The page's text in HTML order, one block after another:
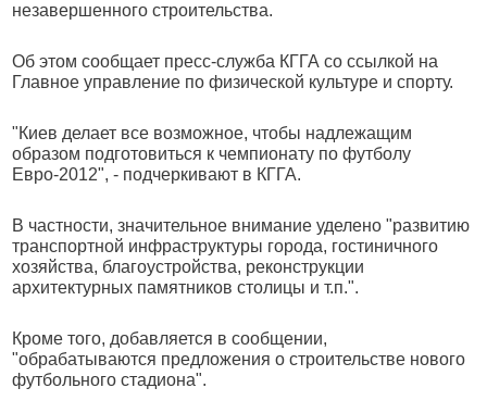
незавершенного строительства.
Об этом сообщает пресс-служба КГГА со ссылкой на
Главное управление по физической культуре и спорту.
"Киев делает все возможное, чтобы надлежащим
образом подготовиться к чемпионату по футболу
Евро-2012", - подчеркивают в КГГА.
В частности, значительное внимание уделено "развитию
транспортной инфраструктуры города, гостиничного
хозяйства, благоустройства, реконструкции
архитектурных памятников столицы и т.п.".
Кроме того, добавляется в сообщении,
"обрабатываются предложения о строительстве нового
футбольного стадиона".